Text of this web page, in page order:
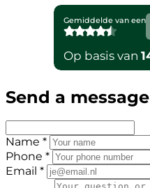
Send a message
Name *
Phone *
Email *